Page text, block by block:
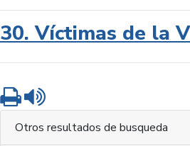
30. Víctimas de la
Imprimir
Otros resultados de busqueda